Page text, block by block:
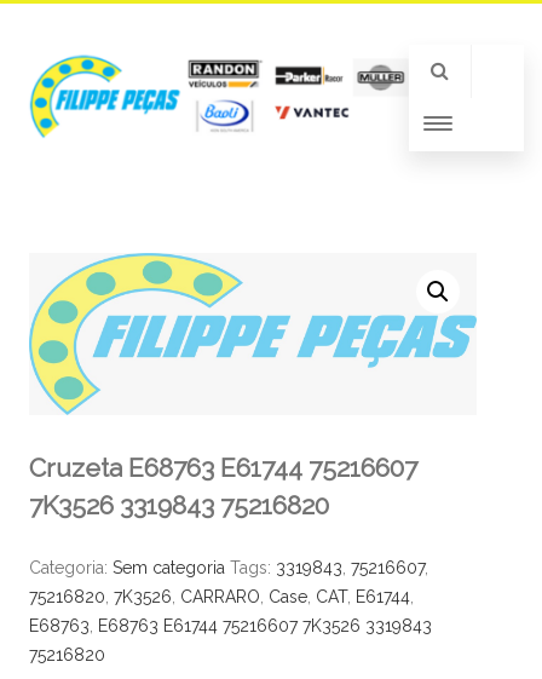
Cruzeta E68763 E61744 75216607
7K3526 3319843 75216820
Categoria: Sem categoria Tags: 3319843 75216607,
75216820 7K3526 CARRARO Case CAT, E61744
E68763
E68763 E61744 75216607 7K3526 3319843
75216820